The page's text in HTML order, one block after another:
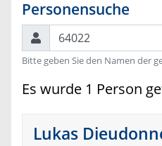
Personensuche
Suchen
Bitte geben Sie den Namen der
Es wurde 1 Person
Lukas